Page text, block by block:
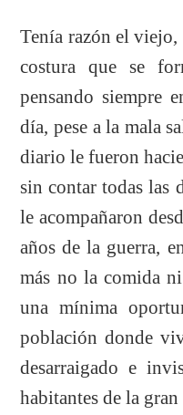
Tenía razón el viejo,
costura que se
pensando siempre
día, pese a la mala
diario le fueron
sin contar todas las
le acompañaron
años de la guerra,
más no la comida
una mínima
población donde
desarraigado e
habitantes de la